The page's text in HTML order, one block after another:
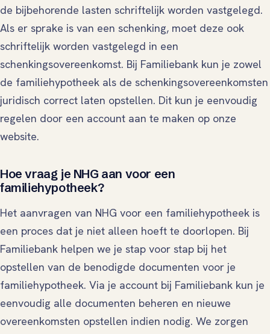
de bijbehorende lasten schriftelijk worden vastgelegd.
Als er sprake is van een schenking, moet deze ook
schriftelijk worden vastgelegd in een
schenkingsovereenkomst. Bij Familiebank kun je zowel
de familiehypotheek als de schenkingsovereenkomsten
juridisch correct laten opstellen. Dit kun je eenvoudig
regelen door een account aan te maken op onze
website.
Hoe vraag je NHG aan voor een
familiehypotheek?
Het aanvragen van NHG voor een familiehypotheek is
een proces dat je niet alleen hoeft te doorlopen. Bij
Familiebank helpen we je stap voor stap bij het
opstellen van de benodigde documenten voor je
familiehypotheek. Via je account bij Familiebank kun je
eenvoudig alle documenten beheren en nieuwe
overeenkomsten opstellen indien nodig. We zorgen